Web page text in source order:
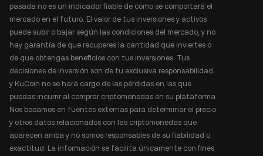
pasada no es un indicador fiable de cómo se comportará el
mercado en el futuro. El valor de tus inversiones y activos
puede subir o bajar según las condiciones del mercado, y no
hay garantía de que recuperes la cantidad que inviertes o
de que obtengas beneficios con tus inversiones. Tus
decisiones de inversión son de tu exclusiva responsabilidad
y KuCoin no se hará cargo de las pérdidas en las que
puedas incurrir al comprar criptomonedas en su plataforma.
Nos basamos en fuentes externas para determinar el precio
y otros datos relacionados con las criptomonedas que
aparecen arriba y no somos responsables de su fiabilidad o
exactitud. La información se facilita únicamente con fines